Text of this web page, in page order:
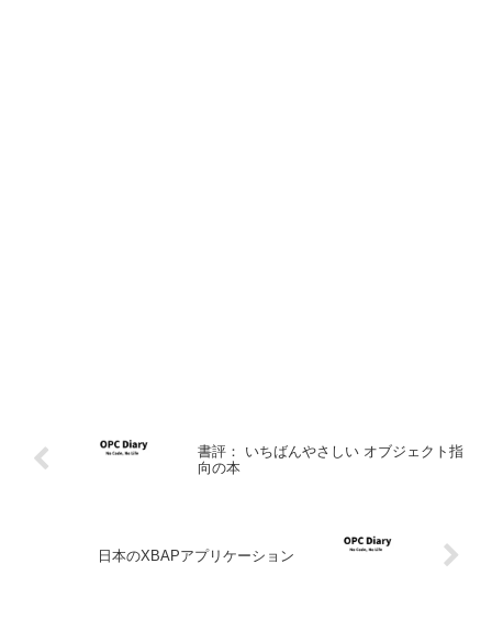
書評： いちばんやさしい オブジェクト指
向の本
日本のXBAPアプリケーション